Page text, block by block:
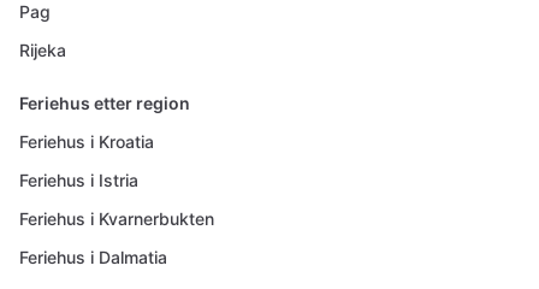
Pag
Rijeka
Feriehus etter region
Feriehus i Kroatia
Feriehus i Istria
Feriehus i Kvarnerbukten
Feriehus i Dalmatia